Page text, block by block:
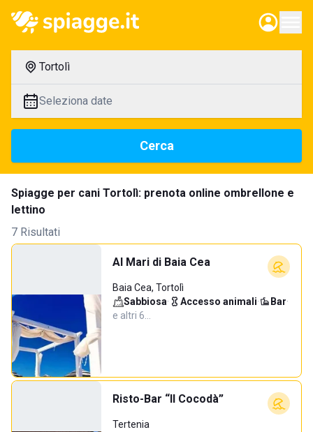
Tortolì
Seleziona date
Cerca
Spiagge per cani Tortolì: prenota online ombrellone e
lettino
7 Risultati
Al Mari di Baia Cea
Baia Cea, Tortolì
Sabbiosa· Accesso animali· Bar·
e altri 6…
Risto-Bar “Il Cocodà”
Tertenia